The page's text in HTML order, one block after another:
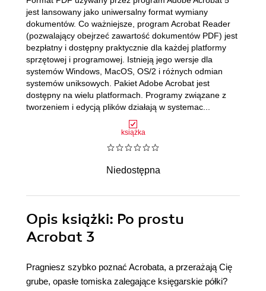
książka
Niedostępna
jest lansowany jako uniwersalny format wymiany
dokumentów. Co ważniejsze, program Acrobat Reader
(pozwalający obejrzeć zawartość dokumentów PDF) jest
bezpłatny i dostępny praktycznie dla każdej platformy
sprzętowej i programowej. Istnieją jego wersje dla
systemów Windows, MacOS, OS/2 i różnych odmian
systemów uniksowych. Pakiet Adobe Acrobat jest
dostępny na wielu platformach. Programy związane z
tworzeniem i edycją plików działają w systemac...
Opis książki: Po prostu
Acrobat 3
Pragniesz szybko poznać Acrobata, a przerażają Cię
grube, opasłe tomiska zalegające księgarskie półki?